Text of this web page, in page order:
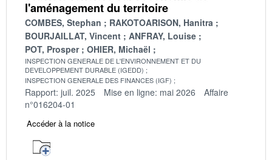
l'aménagement du territoire
COMBES, Stephan
RAKOTOARISON, Hanitra
BOURJAILLAT, Vincent
ANFRAY, Louise
POT, Prosper
OHIER, Michaël
INSPECTION GENERALE DE L'ENVIRONNEMENT ET DU
DEVELOPPEMENT DURABLE (IGEDD)
INSPECTION GENERALE DES FINANCES (IGF)
Rapport: juil. 2025 Mise en ligne: mai 2026
Affaire
n°016204-01
Accéder à la notice